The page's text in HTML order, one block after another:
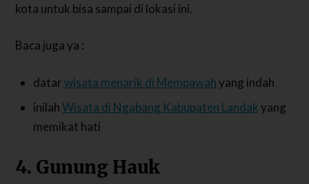
kota untuk bisa sampai di lokasi ini.
Baca juga ya :
datarwisata menarik di Mempawahyang indah
inilahWisata di Ngabang Kabupaten Landakyang
memikat hati
4. Gunung Hauk